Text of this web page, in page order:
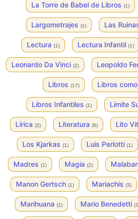
La Torre de Babel de Libros (1)
Largometrajes (1) Las
Lectura (1) Lectura Infantil (1)
Leonardo Da Vinci (2) Leopoldo
Libros (17) Libros
Libros Infantiles (1) Límite
Lírica (2) Literatura (6) Lito
Los Kjarkas (1) Luis Perlotti (1)
Madres (1) Magia (2)
Manon Gertsch (1) Mariachis (3)
Marihuana (1) Mario Benedetti